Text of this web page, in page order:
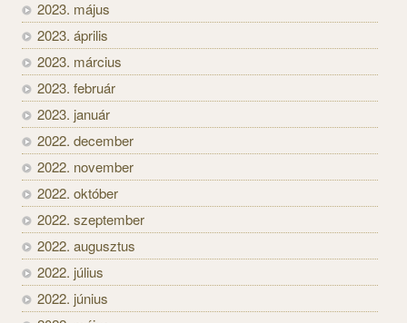
2023. május
2023. április
2023. március
2023. február
2023. január
2022. december
2022. november
2022. október
2022. szeptember
2022. augusztus
2022. július
2022. június